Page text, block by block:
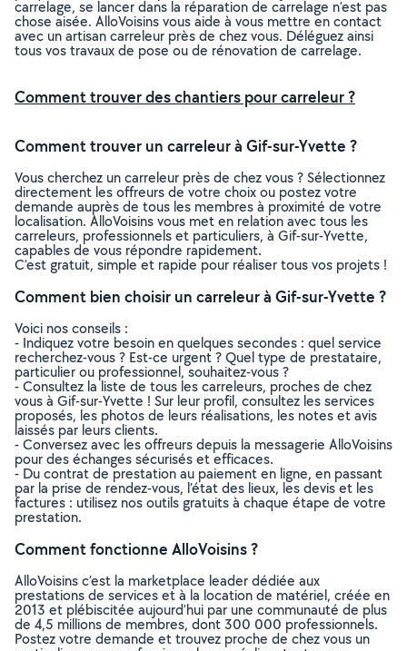
carrelage, se lancer dans la réparation de carrelage n’est pas
chose aisée. AlloVoisins vous aide à vous mettre en contact
avec un artisan carreleur près de chez vous. Déléguez ainsi
tous vos travaux de pose ou de rénovation de carrelage.
Comment trouver des chantiers pour carreleur ?
Comment trouver un carreleur à Gif-sur-Yvette ?
Vous cherchez un carreleur près de chez vous ? Sélectionnez
directement les offreurs de votre choix ou postez votre
demande auprès de tous les membres à proximité de votre
localisation. AlloVoisins vous met en relation avec tous les
carreleurs, professionnels et particuliers, à Gif-sur-Yvette,
capables de vous répondre rapidement.
C’est gratuit, simple et rapide pour réaliser tous vos projets !
Comment bien choisir un carreleur à Gif-sur-Yvette ?
Voici nos conseils :
- Indiquez votre besoin en quelques secondes : quel service
recherchez-vous ? Est-ce urgent ? Quel type de prestataire,
particulier ou professionnel, souhaitez-vous ?
- Consultez la liste de tous les carreleurs, proches de chez
vous à Gif-sur-Yvette ! Sur leur profil, consultez les services
proposés, les photos de leurs réalisations, les notes et avis
laissés par leurs clients.
- Conversez avec les offreurs depuis la messagerie AlloVoisins
pour des échanges sécurisés et efficaces.
- Du contrat de prestation au paiement en ligne, en passant
par la prise de rendez-vous, l’état des lieux, les devis et les
factures : utilisez nos outils gratuits à chaque étape de votre
prestation.
Comment fonctionne AlloVoisins ?
AlloVoisins c’est la marketplace leader dédiée aux
prestations de services et à la location de matériel, créée en
2013 et plébiscitée aujourd’hui par une communauté de plus
de 4,5 millions de membres, dont 300 000 professionnels.
Postez votre demande et trouvez proche de chez vous un